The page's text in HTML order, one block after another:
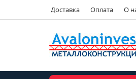
Доставка Оплата О